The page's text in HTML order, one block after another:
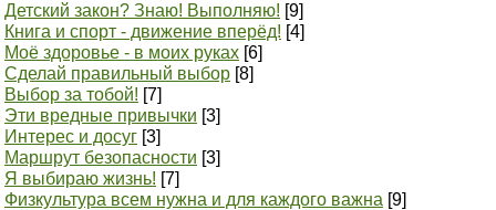
Детский закон? Знаю! Выполняю! [9]
Книга и спорт - движение вперёд! [4]
Моё здоровье - в моих руках [6]
Сделай правильный выбор [8]
Выбор за тобой! [7]
Эти вредные привычки [3]
Интерес и досуг [3]
Маршрут безопасности [3]
Я выбираю жизнь! [7]
Физкультура всем нужна и для каждого важна [9]